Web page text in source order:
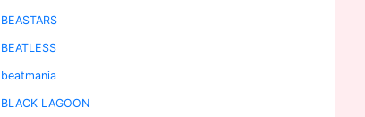
BEASTARS
BEATLESS
beatmania
BLACK LAGOON